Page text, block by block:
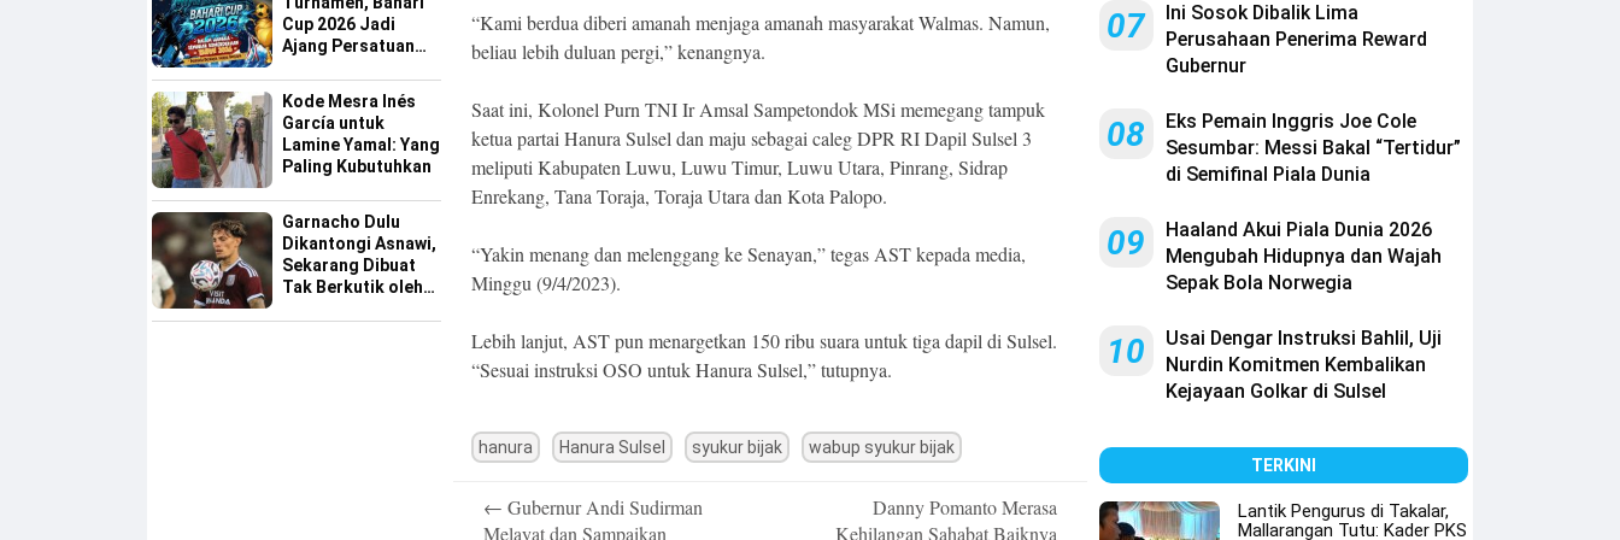
Cup 2026 Jadi
Ajang Persatuan
Sinjai
Kode Mesra Inés
García untuk
Lamine Yamal: Yang
Paling Kubutuhkan
Garnacho Dulu
Dikantongi Asnawi,
Sekarang Dibuat
Tak Berkutik oleh
“Kami berdua diberi amanah menjaga amanah masyarakat Walmas. Namun,
beliau lebih duluan pergi,” kenangnya.
Saat ini, Kolonel Purn TNI Ir Amsal Sampetondok MSi memegang tampuk
ketua partai Hanura Sulsel dan maju sebagai caleg DPR RI Dapil Sulsel 3
meliputi Kabupaten Luwu, Luwu Timur, Luwu Utara, Pinrang, Sidrap
Enrekang, Tana Toraja, Toraja Utara dan Kota Palopo.
“Yakin menang dan melenggang ke Senayan,” tegas AST kepada media,
Minggu (9/4/2023).
Lebih lanjut, AST pun menargetkan 150 ribu suara untuk tiga dapil di Sulsel.
“Sesuai instruksi OSO untuk Hanura Sulsel,” tutupnya.
hanura Hanura Sulsel syukur bijak wabup syukur bijak
navigation
← Gubernur Andi Sudirman
Melayat dan Sampaikan
Danny Pomanto Merasa
Kehilangan Sahabat Baiknya
07
Ini Sosok Dibalik Lima
Perusahaan Penerima Reward
Gubernur
08
Eks Pemain Inggris Joe Cole
Sesumbar: Messi Bakal “Tertidur”
di Semifinal Piala Dunia
09
Haaland Akui Piala Dunia 2026
Mengubah Hidupnya dan Wajah
Sepak Bola Norwegia
10
Usai Dengar Instruksi Bahlil, Uji
Nurdin Komitmen Kembalikan
Kejayaan Golkar di Sulsel
TERKINI
Lantik Pengurus di Takalar,
Mallarangan Tutu: Kader PKS